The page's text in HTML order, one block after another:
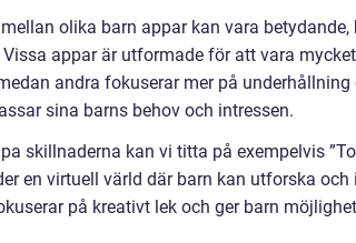
olika barn appar kan vara
Vissa appar är utformade för att vara
andra fokuserar mer på
sina barns behov och intressen.
skillnaderna kan vi titta på exempelvis
en virtuell värld där barn kan utforska
på kreativt lek och ger barn